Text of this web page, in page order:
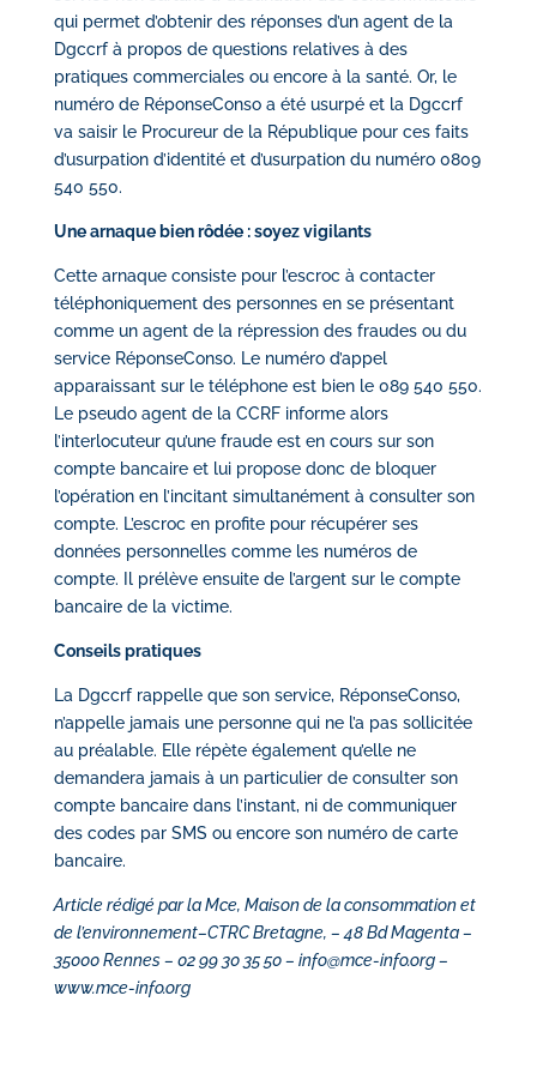
qui permet d’obtenir des réponses d’un agent de la
Dgccrf à propos de questions relatives à des
pratiques commerciales ou encore à la santé. Or, le
numéro de RéponseConso a été usurpé et la Dgccrf
va saisir le Procureur de la République pour ces faits
d’usurpation d’identité et d’usurpation du numéro 0809
540 550.
Une arnaque bien rôdée : soyez vigilants
Cette arnaque consiste pour l’escroc à contacter
téléphoniquement des personnes en se présentant
comme un agent de la répression des fraudes ou du
service RéponseConso. Le numéro d’appel
apparaissant sur le téléphone est bien le 089 540 550.
Le pseudo agent de la CCRF informe alors
l’interlocuteur qu’une fraude est en cours sur son
compte bancaire et lui propose donc de bloquer
l’opération en l’incitant simultanément à consulter son
compte. L’escroc en profite pour récupérer ses
données personnelles comme les numéros de
compte. Il prélève ensuite de l’argent sur le compte
bancaire de la victime.
Conseils pratiques
La Dgccrf rappelle que son service, RéponseConso,
n’appelle jamais une personne qui ne l’a pas sollicitée
au préalable. Elle répète également qu’elle ne
demandera jamais à un particulier de consulter son
compte bancaire dans l’instant, ni de communiquer
des codes par SMS ou encore son numéro de carte
bancaire.
Article rédigé par la Mce, Maison de la consommation et
de l’environnement–CTRC Bretagne, – 48 Bd Magenta –
35000 Rennes – 02 99 30 35 50 – info@mce-info.org–
www.mce-info.org